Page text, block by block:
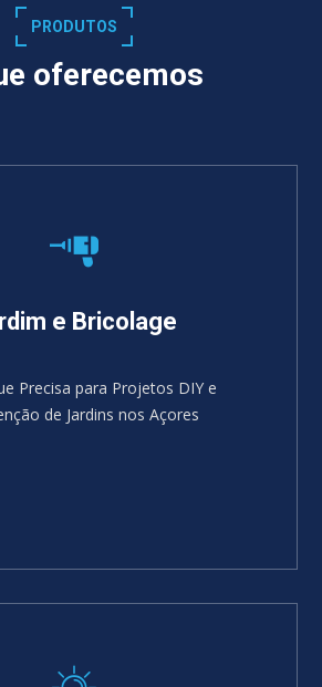
PRODUTOS
oferecemos
e Bricolage
Precisa para Projetos DIY e
de Jardins nos Açores